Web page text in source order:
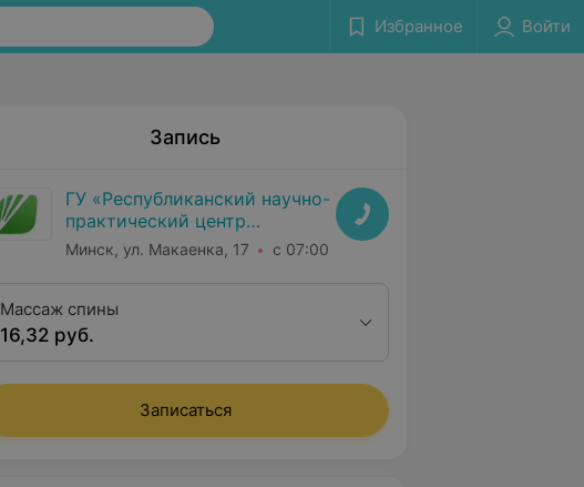
Избранное Войти
Запись
ГУ «Республиканский научно-
практический центр
медицинской экспертизы и
реабилитаци»
Минск, ул. Макаенка, 17 с 07:00
Массаж спины
16,32 руб.
Записаться